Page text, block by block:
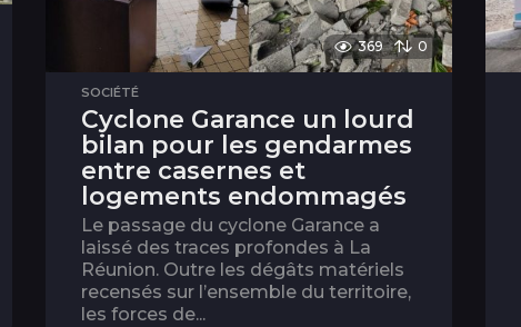
369 0
SOCIÉTÉ
Cyclone Garance un lourd
bilan pour les gendarmes
entre casernes et
logements endommagés
Le passage du cyclone Garance a
laissé des traces profondes à La
Réunion. Outre les dégâts matériels
recensés sur l’ensemble du territoire,
les forces de...